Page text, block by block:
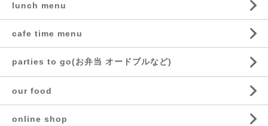
lunch menu
cafe time menu
parties to go(お弁当 オードブルなど)
our food
online shop